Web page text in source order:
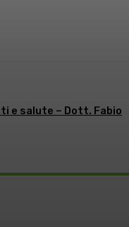
e salute – Dott. Fabio